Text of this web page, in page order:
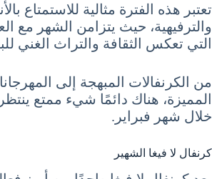
تعتبر هذه الفترة مثالية للاستمتاع
والترفيهية، حيث يتزامن الشهر مع
التي تعكس الثقافة والتراث الغني
من الكرنفالات المبهجة إلى
المميزة، هناك دائمًا شيء ممتع
خلال شهر فبراير.
كرنفال لا فيغا الشهير